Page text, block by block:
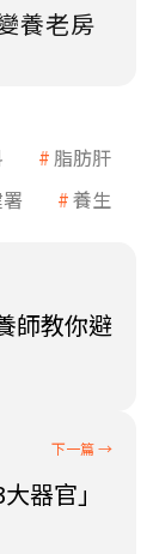
養老房
脂肪肝
養生
師教你避
器官」